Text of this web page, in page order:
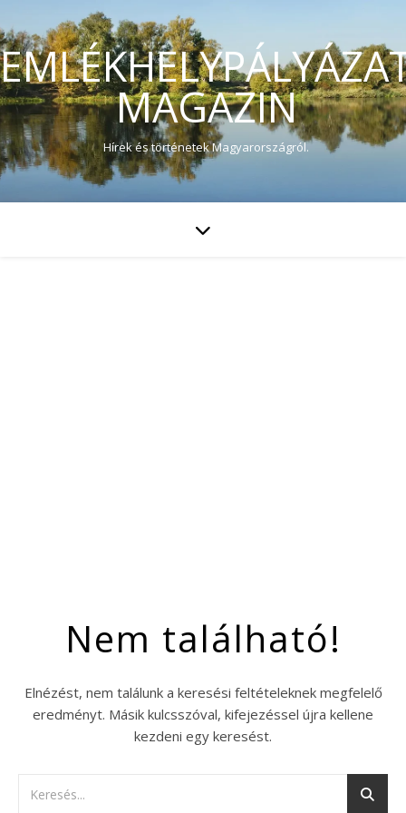
MAGAZIN
Hírek és történetek Magyarországról.
Nem található!
Elnézést, nem találunk a keresési feltételeknek megfelelő
eredményt. Másik kulcsszóval, kifejezéssel újra kellene
kezdeni egy keresést.